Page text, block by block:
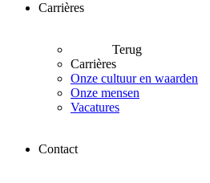
Carrières
Terug
Carrières
Onze cultuur en waarden
Onze mensen
Vacatures
Contact